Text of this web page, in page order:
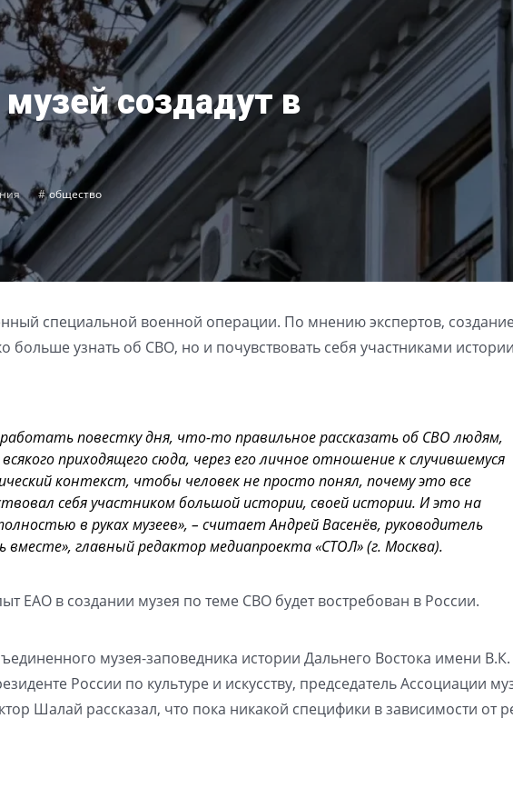
создадут в
общество
специальной военной операции. По мнению экспертов,
больше узнать об СВО, но и почувствовать себя участниками
повестку дня, что-то правильное рассказать об СВО людям,
приходящего сюда, через его личное отношение к случившемуся
контекст, чтобы человек не просто понял, почему это все
себя участником большой истории, своей истории. И это на
в руках музеев», – считает Андрей Васенёв, руководитель
вместе», главный редактор медиапроекта «СТОЛ» (г. Москва).
ЕАО в создании музея по теме СВО будет востребован в России.
музея-заповедника истории Дальнего Востока имени В.К.
России по культуре и искусству, председатель Ассоциации
Шалай рассказал, что пока никакой специфики в зависимости от